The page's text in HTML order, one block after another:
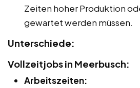
Zeiten hoher Produktion
gewartet werden müssen.
Unterschiede:
Vollzeitjobs in Meerbusch:
Arbeitszeiten: